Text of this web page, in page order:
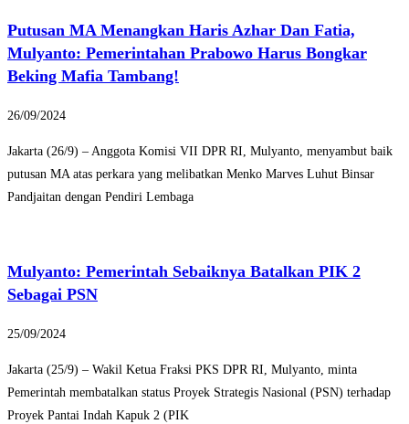
Putusan MA Menangkan Haris Azhar Dan Fatia,
Mulyanto: Pemerintahan Prabowo Harus Bongkar
Beking Mafia Tambang!
26/09/2024
Jakarta (26/9) – Anggota Komisi VII DPR RI, Mulyanto, menyambut baik
putusan MA atas perkara yang melibatkan Menko Marves Luhut Binsar
Pandjaitan dengan Pendiri Lembaga
Mulyanto: Pemerintah Sebaiknya Batalkan PIK 2
Sebagai PSN
25/09/2024
Jakarta (25/9) – Wakil Ketua Fraksi PKS DPR RI, Mulyanto, minta
Pemerintah membatalkan status Proyek Strategis Nasional (PSN) terhadap
Proyek Pantai Indah Kapuk 2 (PIK